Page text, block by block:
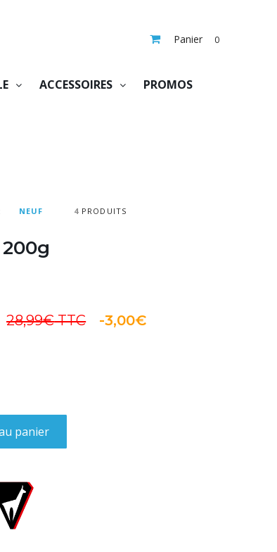
Panier 0
ACCESSOIRES PROMOS
NEUF 4 PRODUITS
28,99€TTC -3,00€
panier